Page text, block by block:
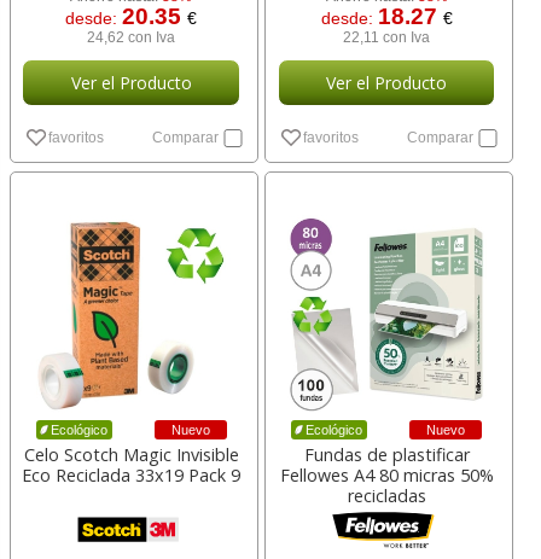
desde:20.35€
24,62 con Iva
Ver el Producto
favoritos Comparar
desde: 18.27 €
22,11 con Iva
Ver el Producto
favoritos Comparar
Ecológico Nuevo
Celo Scotch Magic Invisible
Eco Reciclada 33x19 Pack 9
Ecológico Nuevo
Fundas de plastificar
Fellowes A4 80 micras 50%
recicladas